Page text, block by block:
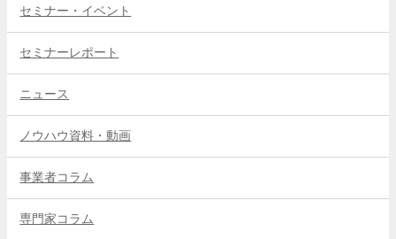
セミナー・イベント
セミナーレポート
ニュース
ノウハウ資料・動画
事業者コラム
専門家コラム